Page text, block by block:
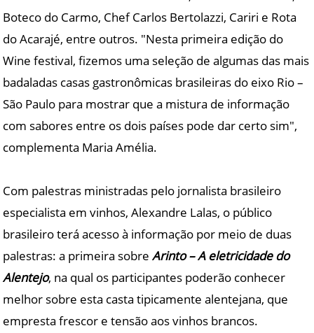
Boteco do Carmo, Chef Carlos Bertolazzi, Cariri e Rota
do Acarajé, entre outros. "Nesta primeira edição do
Wine festival, fizemos uma seleção de algumas das mais
badaladas casas gastronômicas brasileiras do eixo Rio –
São Paulo para mostrar que a mistura de informação
com sabores entre os dois países pode dar certo sim",
complementa Maria Amélia.
Com palestras ministradas pelo jornalista brasileiro
especialista em vinhos, Alexandre Lalas, o público
brasileiro terá acesso à informação por meio de duas
palestras: a primeira sobreArinto – A eletricidade do
Alentejo, na qual os participantes poderão conhecer
melhor sobre esta casta tipicamente alentejana, que
empresta frescor e tensão aos vinhos brancos.